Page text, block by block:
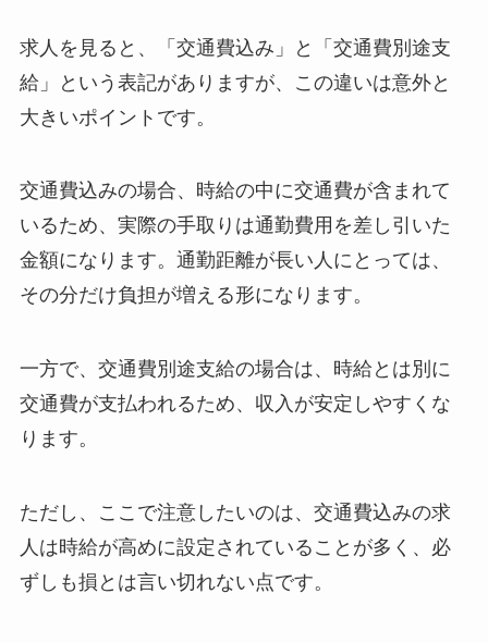
求人を見ると、「交通費込み」と「交通費別途支
給」という表記がありますが、この違いは意外と
大きいポイントです。
交通費込みの場合、時給の中に交通費が含まれて
いるため、実際の手取りは通勤費用を差し引いた
金額になります。通勤距離が長い人にとっては、
その分だけ負担が増える形になります。
一方で、交通費別途支給の場合は、時給とは別に
交通費が支払われるため、収入が安定しやすくな
ります。
ただし、ここで注意したいのは、交通費込みの求
人は時給が高めに設定されていることが多く、必
ずしも損とは言い切れない点です。